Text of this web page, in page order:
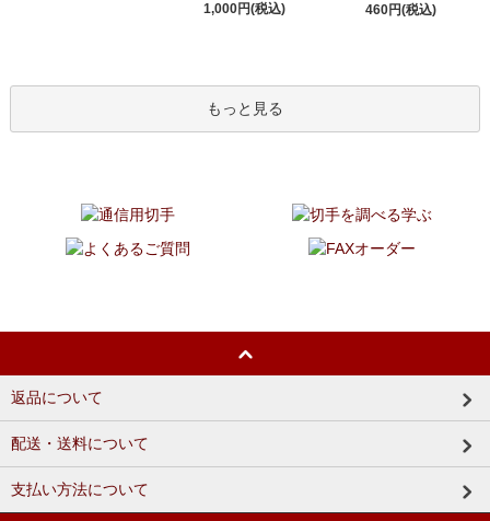
1,000円(税込)
460円(税込)
もっと見る
返品について
配送・送料について
支払い方法について